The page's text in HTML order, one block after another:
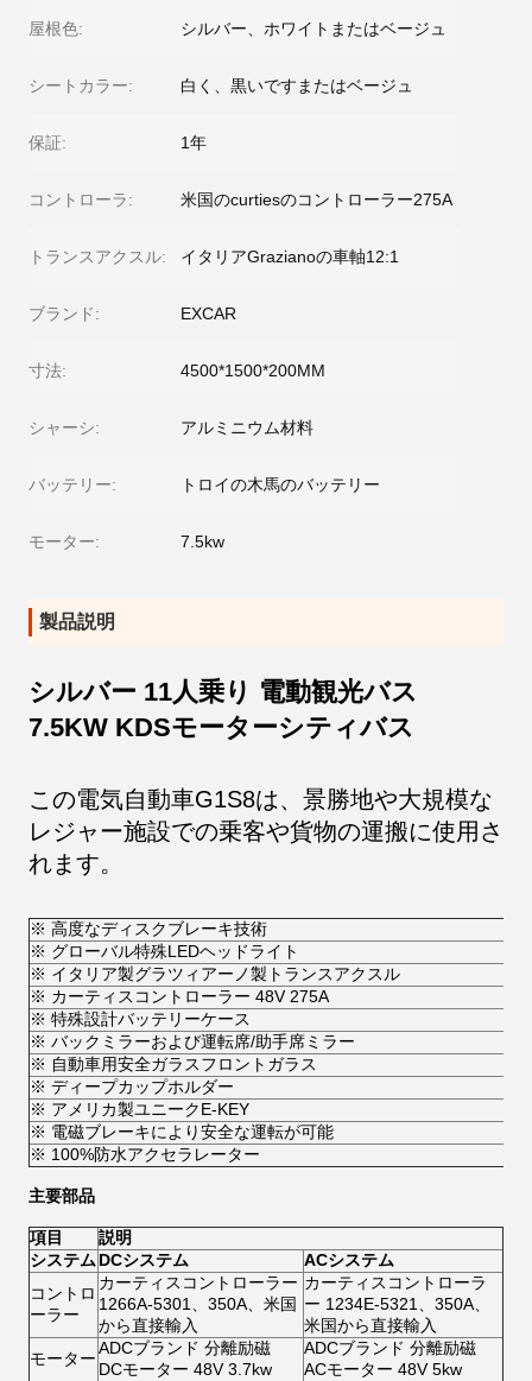
屋根色: シルバー、ホワイトまたはベージュ
シートカラー: 白く、黒いですまたはベージュ
保証: 1年
コントローラ: 米国のcurtiesのコントローラー275A
トランスアクスル: イタリアGrazianoの車軸12:1
ブランド: EXCAR
寸法: 4500*1500*200MM
シャーシ: アルミニウム材料
バッテリー: トロイの木馬のバッテリー
モーター: 7.5kw
製品説明
シルバー 11人乗り 電動観光バス
7.5KW KDSモーターシティバス
この電気自動車G1S8は、景勝地や大規模な
レジャー施設での乗客や貨物の運搬に使用さ
れます。
※ 高度なディスクブレーキ技術
※ グローバル特殊LEDヘッドライト
※ イタリア製グラツィアーノ製トランスアクスル
※ カーティスコントローラー 48V 275A
※ 特殊設計バッテリーケース
※ バックミラーおよび運転席/助手席ミラー
※ 自動車用安全ガラスフロントガラス
※ ディープカップホルダー
※ アメリカ製ユニークE-KEY
※ 電磁ブレーキにより安全な運転が可能
※ 100%防水アクセラレーター
主要部品
項目
説明
システム DCシステム
ACシステム
コントロ
ーラー
カーティスコントローラー
1266A-5301、350A、米国
から直接輸入
カーティスコントローラ
ー 1234E-5321、350A、
米国から直接輸入
モーター
ADCブランド 分離励磁
DCモーター 48V 3.7kw
ADCブランド 分離励磁
ACモーター 48V 5kw